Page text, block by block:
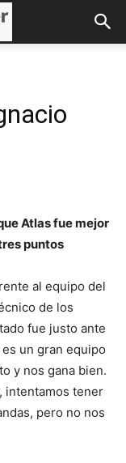
Atlas fue mejor
puntos
al equipo del
de los
fue justo ante
un gran equipo
y nos gana bien.
intentamos tener
pero no nos